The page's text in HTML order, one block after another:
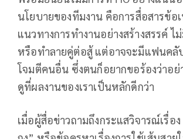
นโยบายของทีมงาน คือการสื่อสารข้อ
แนวทางการทำงานอย่างสร้างสรรค์ ไ
หรือทำลายคู่ต่อสู้ แต่อาจจะมีแฟนคลั
โจมตีคนอื่น ซึ่งตนก็อยากขอร้องว่าอย่
ดูที่ผลงานของเราเป็นหลักดีกว่า
เมื่อผู้สื่อข่าวถามถึงกระแสวิจารณ์เรื่อ